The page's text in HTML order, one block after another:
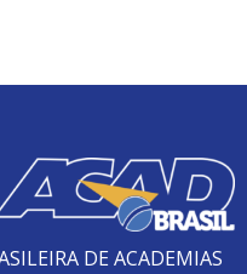
DE ACADEMIAS